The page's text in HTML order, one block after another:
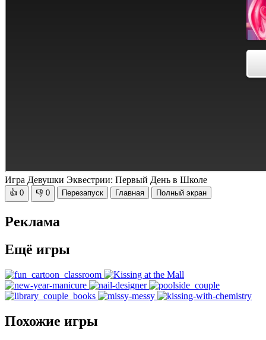
Игра Девушки Эквестрии: Первый День в Школе
👍 0 👎 0 Перезапуск Главная Полный экран
Реклама
Ещё игры
Похожие игры